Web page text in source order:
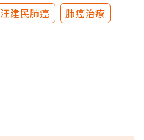
汪建民肺癌
肺癌治療